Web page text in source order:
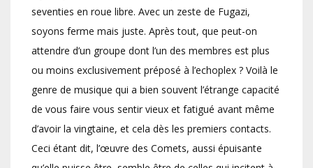
seventies en roue libre. Avec un zeste de Fugazi,
soyons ferme mais juste. Après tout, que peut-on
attendre d’un groupe dont l’un des membres est plus
ou moins exclusivement préposé à l’echoplex ? Voilà le
genre de musique qui a bien souvent l’étrange capacité
de vous faire vous sentir vieux et fatigué avant même
d’avoir la vingtaine, et cela dès les premiers contacts.
Ceci étant dit, l’œuvre des Comets, aussi épuisante